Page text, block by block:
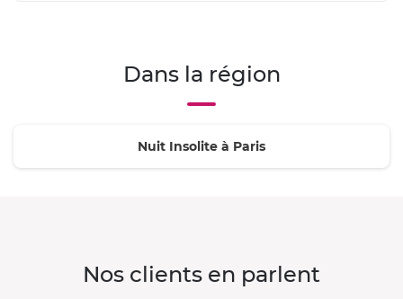
Dans la région
Nuit Insolite à Paris
Nos clients en parlent